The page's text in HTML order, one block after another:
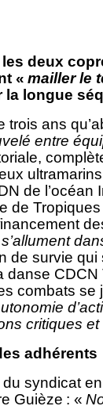
deux
« mailler le
la longue
trois ans
entre
de
de
de survie
danse
combats
critiques
adhérents
syndicat
Guièze : «